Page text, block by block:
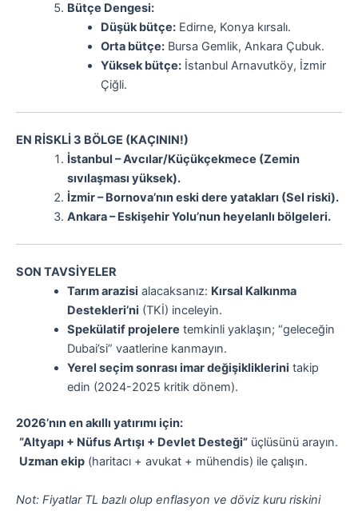
Bütçe Dengesi:
Düşük bütçe:Edirne, Konya kırsalı.
Orta bütçe:Bursa Gemlik, Ankara Çubuk.
Yüksek bütçe:İstanbul Arnavutköy, İzmir
Çiğli.
EN RİSKLİ 3 BÖLGE (KAÇININ!)
İstanbul – Avcılar/Küçükçekmece (Zemin
sıvılaşması yüksek).
İzmir – Bornova’nın eski dere yatakları (Sel riski).
Ankara – Eskişehir Yolu’nun heyelanlı bölgeleri.
SON TAVSİYELER
Tarım arazisi alacaksanız: Kırsal Kalkınma
Destekleri’ni (TKİ) inceleyin.
Spekülatif projelere temkinli yaklaşın; “geleceğin
Dubai’si” vaatlerine kanmayın.
Yerel seçim sonrası imar değişikliklerini takip
edin (2024-2025 kritik dönem).
2026’nın en akıllı yatırımı için:
“Altyapı + Nüfus Artışı + Devlet Desteği” üçlüsünü arayın.
Uzman ekip (haritacı + avukat + mühendis) ile çalışın.
Not: Fiyatlar TL bazlı olup enflasyon ve döviz kuru riskini